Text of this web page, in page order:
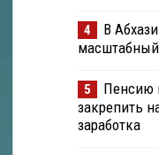
4
В
5
Пенсию
закрепить
заработка